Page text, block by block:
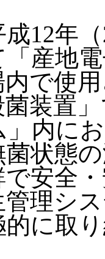
12年
産地
で使
菌装置
」内に
状態
で安全
管理シ
に取